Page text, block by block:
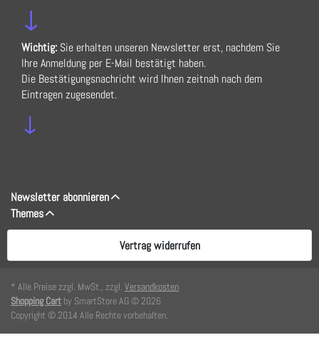
↓
Wichtig: Sie erhalten unseren Newsletter erst, nachdem Sie
Ihre Anmeldung per E-Mail bestätigt haben.
Die Bestätigungsnachricht wird Ihnen zeitnah nach dem
Eintragen zugesendet.
↓
Newsletter abonnieren
Themes
Vertrag widerrufen
* Alle Preise zzgl. MwSt., zzgl. Versandkosten
Shopping Cart by SmartStore AG © 2026
Copyright © 2014 Alle Rechte vorbehalten.